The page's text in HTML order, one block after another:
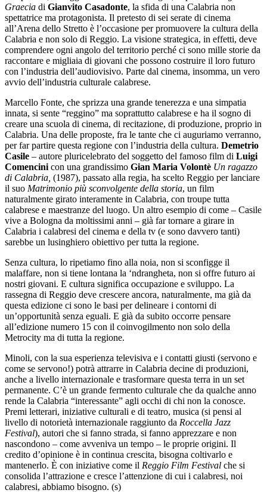
Graecia di Gianvito Casadonte, la sfida di una Calabria non
spettatrice ma protagonista. Il pretesto di sei serate di cinema
all’Arena dello Stretto è l’occasione per promuovere la cultura della
Calabria e non solo di Reggio. La visione strategica, in effetti, deve
comprendere ogni angolo del territorio perché ci sono mille storie da
raccontare e migliaia di giovani che possono costruire il loro futuro
con l’industria dell’audiovisivo. Parte dal cinema, insomma, un vero
avvio dell’industria culturale calabrese.
Marcello Fonte, che sprizza una grande tenerezza e una simpatia
innata, si sente “reggino” ma soprattutto calabrese e ha il sogno di
creare una scuola di cinema, di recitazione, di produzione, proprio in
Calabria. Una delle proposte, fra le tante che ci auguriamo verranno,
per far partire questa regione con l’industria della cultura. Demetrio
Casile – autore pluricelebrato del soggetto del famoso film di Luigi
Comencini con una grandissimo Gian Maria Volontè Un ragazzo
di Calabria, (1987), passato alla regia, ha scelto Reggio per lanciare
il suo Matrimonio più sconvolgente della storia, un film
naturalmente girato interamente in Calabria, con troupe tutta
calabrese e maestranze del luogo. Un altro esempio di come – Casile
vive a Bologna da moltissimi anni – già far tornare a girare in
Calabria i calabresi del cinema e della tv (e sono davvero tanti)
sarebbe un lusinghiero obiettivo per tutta la regione.
Senza cultura, lo ripetiamo fino alla noia, non si sconfigge il
malaffare, non si tiene lontana la ‘ndrangheta, non si offre futuro ai
nostri giovani. E cultura significa occupazione e sviluppo. La
rassegna di Reggio deve crescere ancora, naturalmente, ma già da
questa edizione ci sono le basi per delineare i contorni di
un’opportunità senza eguali. E già da subito occorre pensare
all’edizione numero 15 con il coinvogilmento non solo della
Metrocity ma di tutta la regione.
Minoli, con la sua esperienza televisiva e i contatti giusti (servono e
come se servono!) potrà attrarre in Calabria decine di produzioni,
anche a livello internazionale e trasformare questa terra in un set
permanente. C’è un grande fermento culturale che da qualche anno
rende la Calabria “interessante” agli occhi di chi non la conosce.
Premi letterari, iniziative culturali e di teatro, musica (si pensi al
livello di notorietà internazionale raggiunto da Roccella Jazz
Festival), autori che si fanno strada, si fanno apprezzare e non
nascondono – come avveniva un tempo – le proprie origini. Il
credito d’opinione è in continua crescita, bisogna coltivarlo e
mantenerlo. È con iniziative come il Reggio Film Festival che si
consolida l’attrazione e cresce l’attenzione di cui i calabresi, noi
calabresi, abbiamo bisogno. (s)